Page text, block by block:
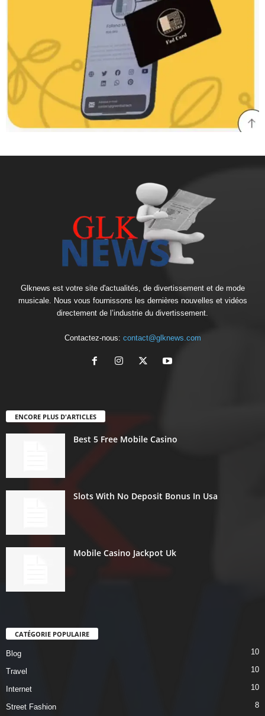
Glknews est votre site d'actualités, de divertissement et de mode
musicale. Nous vous fournissons les dernières nouvelles et vidéos
directement de l’industrie du divertissement.
Contactez-nous: contact@glknews.com
ENCORE PLUS D'ARTICLES
Best 5 Free Mobile Casino
Slots With No Deposit Bonus In Usa
Mobile Casino Jackpot Uk
CATÉGORIE POPULAIRE
Blog 10
Travel 10
Internet 10
Street Fashion 8